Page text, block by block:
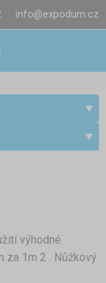
info@expodum.cz
výhodné
za 1m 2 . Nůžkový